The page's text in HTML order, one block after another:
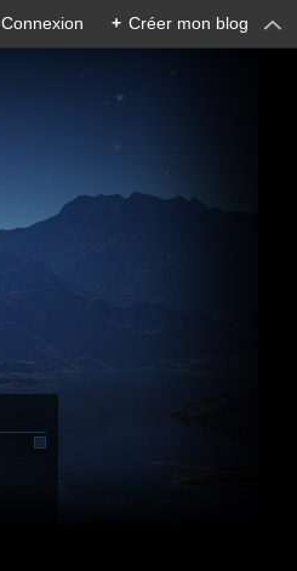
Connexion + Créer mon blog